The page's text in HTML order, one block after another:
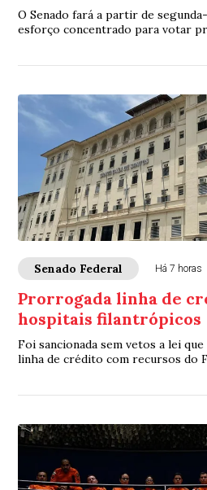
O Senado fará a partir de
esforço concentrado para votar
Senado Federal Há 7 horas
Prorrogada linha de
hospitais filantrópicos
Foi sancionada sem vetos a lei
linha de crédito com recursos do